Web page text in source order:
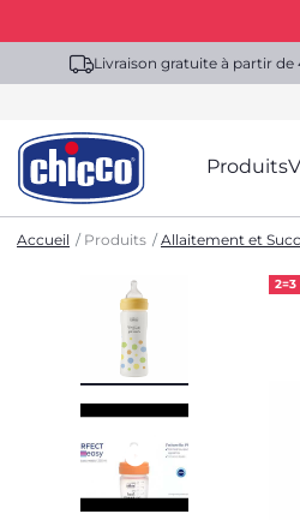
Livraison gratuite à partir de
Produits
Accueil Produits Allaitement et
2=3